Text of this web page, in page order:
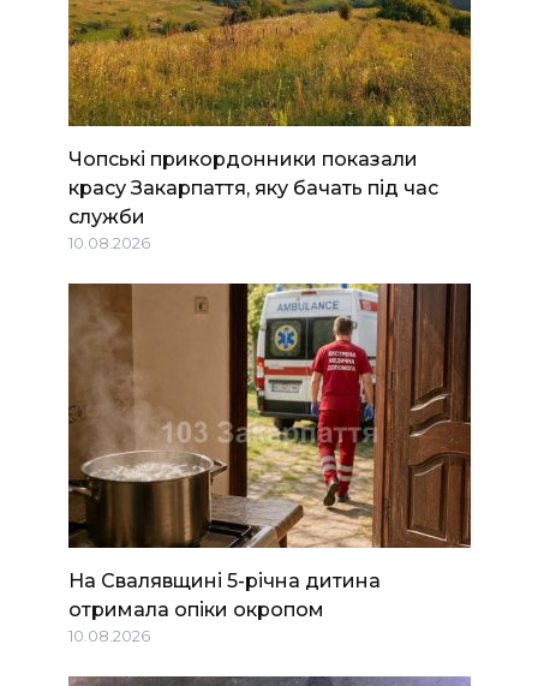
Чопські прикордонники показали
красу Закарпаття, яку бачать під час
служби
10.08.2026
На Свалявщині 5-річна дитина
отримала опіки окропом
10.08.2026